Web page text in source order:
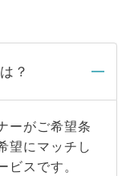
？
ーがご希望条
望にマッチし
スです。